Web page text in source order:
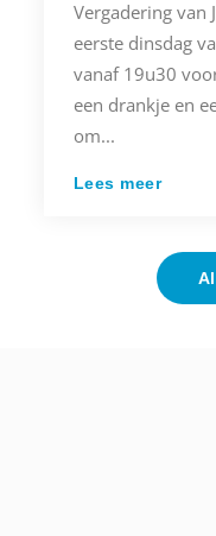
Vergadering van
eerste dinsdag
vanaf 19u30
een drankje en
om...
Lees meer